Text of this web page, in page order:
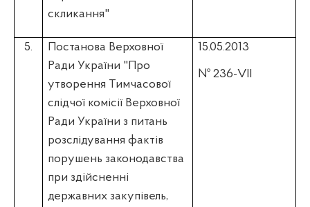
скликання"
5.
Постанова Верховної
Ради України "Про
утворення Тимчасової
слідчої комісії Верховної
Ради України з питань
розслідування фактів
порушень законодавства
при здійсненні
державних закупівель,
15.05.2013
№ 236-VII